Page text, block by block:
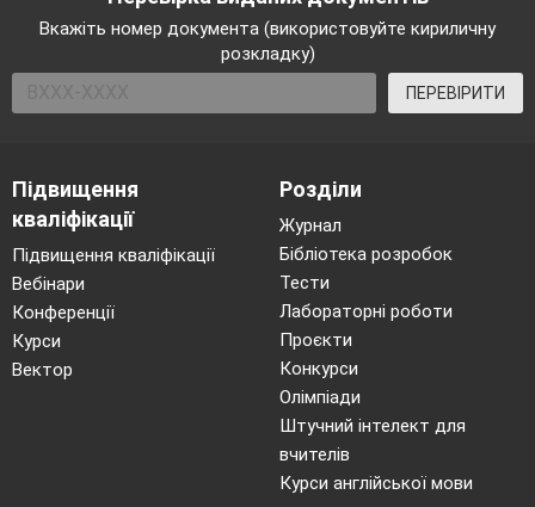
Вкажіть номер документа (використовуйте кириличну
розкладку)
ПЕРЕВІРИТИ
Підвищення
кваліфікації
Підвищення кваліфікації
Вебінари
Конференції
Курси
Вектор
Розділи
Журнал
Бібліотека розробок
Тести
Лабораторні роботи
Проєкти
Конкурси
Олімпіади
Штучний інтелект для
вчителів
Курси англійської мови